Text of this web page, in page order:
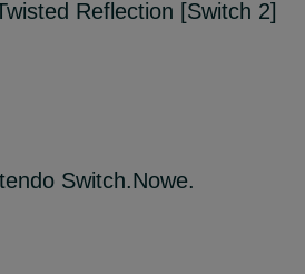
Reflection [Switch 2]
Switch.Nowe.